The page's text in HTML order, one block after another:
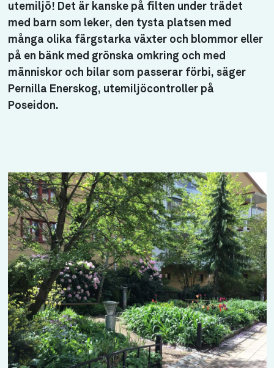
utemiljö! Det är kanske på filten under trädet
med barn som leker, den tysta platsen med
många olika färgstarka växter och blommor eller
på en bänk med grönska omkring och med
människor och bilar som passerar förbi, säger
Pernilla Enerskog, utemiljöcontroller på
Poseidon.